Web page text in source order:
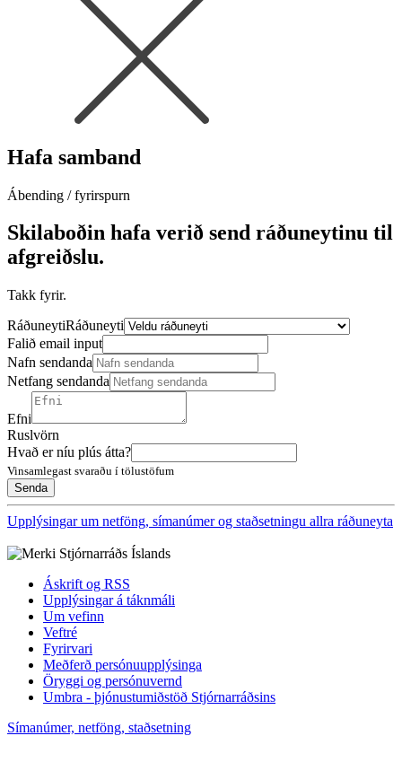
Hafa samband
Ábending / fyrirspurn
Skilaboðin hafa verið send ráðuneytinu til
afgreiðslu.
Takk fyrir.
RáðuneytiRáðuneyti
Falið email input
Nafn sendanda
Netfang sendanda
Efni
Ruslvörn
Hvað er níu plús átta?
Vinsamlegast svaraðu í tölustöfum
Upplýsingar um netföng, símanúmer og staðsetningu allra ráðuneyta
Áskrift og RSS
Upplýsingar á táknmáli
Um vefinn
Veftré
Fyrirvari
Meðferð persónuupplýsinga
Öryggi og persónuvernd
Umbra - þjónustumiðstöð Stjórnarráðsins
Símanúmer, netföng, staðsetning